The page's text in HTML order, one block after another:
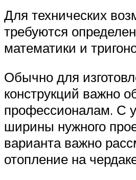
Для технических
требуются
математики и
Обычно для
конструкций важно
профессионалам. С
ширины нужного
варианта важно
отопление на